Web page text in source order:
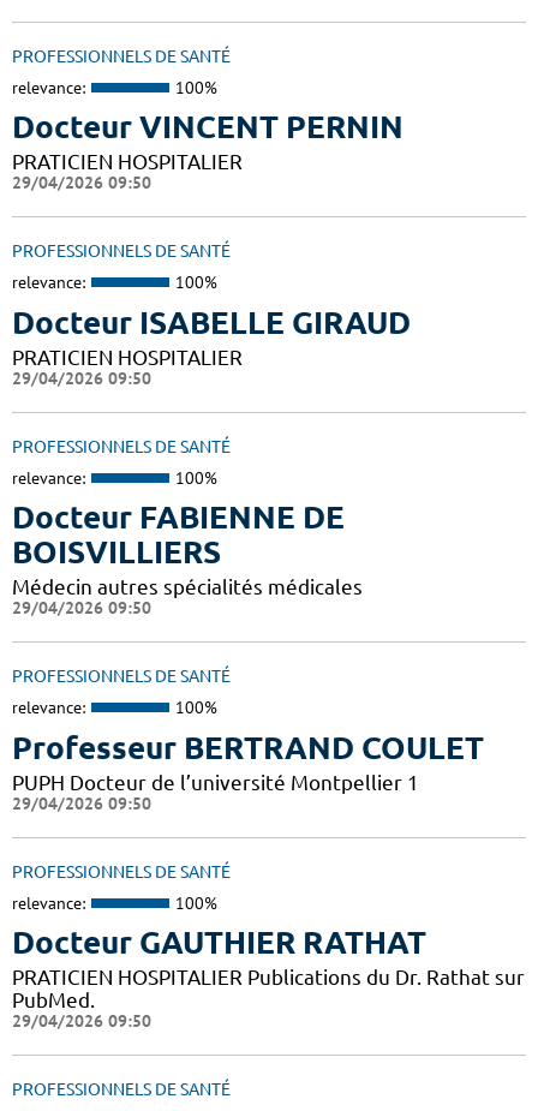
PROFESSIONNELS DE SANTÉ
relevance: 100%
Docteur VINCENT PERNIN
PRATICIEN HOSPITALIER
29/04/2026 09:50
PROFESSIONNELS DE SANTÉ
relevance: 100%
Docteur ISABELLE GIRAUD
PRATICIEN HOSPITALIER
29/04/2026 09:50
PROFESSIONNELS DE SANTÉ
relevance: 100%
Docteur FABIENNE DE
BOISVILLIERS
Médecin autres spécialités médicales
29/04/2026 09:50
PROFESSIONNELS DE SANTÉ
relevance: 100%
Professeur BERTRAND COULET
PUPH Docteur de l’université Montpellier 1
29/04/2026 09:50
PROFESSIONNELS DE SANTÉ
relevance: 100%
Docteur GAUTHIER RATHAT
PRATICIEN HOSPITALIER Publications du Dr. Rathat sur
PubMed.
29/04/2026 09:50
PROFESSIONNELS DE SANTÉ